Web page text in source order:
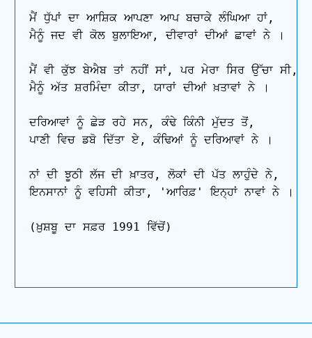
ਮੈਂ ਧੁੱਪਾਂ ਦਾ ਆਸ਼ਿਕ ਆਪਣਾ ਆਪ ਬਚਾਕੇ ਲੰਘਿਆ ਹਾਂ,
ਮੈਨੂੰ ਜਦ ਵੀ ਕੋਲ ਬੁਲਾਇਆ, ਦੀਵਾਰਾਂ ਦੀਆਂ ਛਾਵਾਂ ਨੇ ।
ਮੈਂ ਵੀ ਕੁੱਝ ਬੇਐਬ ਤਾਂ ਨਹੀਂ ਸਾਂ, ਪਰ ਮੇਰਾ ਸਿਰ ਉੱਚਾ ਸੀ,
ਮੈਨੂੰ ਅੱਤ ਸ਼ਰਮਿੰਦਾ ਕੀਤਾ, ਯਾਰਾਂ ਦੀਆਂ ਖ਼ਤਾਵਾਂ ਨੇ ।
ਦਰਿਆਵਾਂ ਨੂੰ ਛੇੜ ਰਹੇ ਸਨ, ਕੰਢੇ ਕਿੰਨੀ ਮੁੱਦਤ ਤੋਂ,
ਪਾਣੀ ਵਿਚ ਡਬੋ ਦਿੱਤਾ ਏ, ਕੰਢਿਆਂ ਨੂੰ ਦਰਿਆਵਾਂ ਨੇ ।
ਨਾਂ ਦੀ ਝੂਠੀ ਲੱਜ ਦੀ ਖ਼ਾਤਰ, ਲੋਕਾਂ ਦੀ ਪੱਤ ਲਾਹੁੰਦੇ ਨੇ,
ਇਨਸਾਨਾਂ ਨੂੰ ਵਹਿਸੀ ਕੀਤਾ, 'ਆਰਿਫ਼' ਇਨ੍ਹਾਂ ਨਾਵਾਂ ਨੇ ।
(ਖ਼ੁਸ਼ਬੂ ਦਾ ਸਫ਼ਰ 1991 ਵਿੱਚੋਂ)